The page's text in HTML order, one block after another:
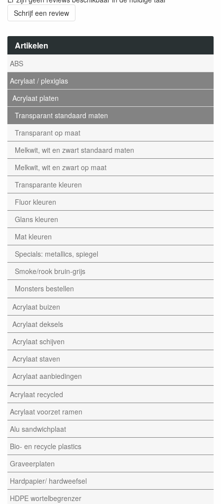
Artikelen
ABS
Acrylaat / plexiglas
Acrylaat platen
Transparant standaard maten
Transparant op maat
Melkwit, wit en zwart standaard maten
Melkwit, wit en zwart op maat
Transparante kleuren
Fluor kleuren
Glans kleuren
Mat kleuren
Specials: metallics, spiegel
Smoke/rook bruin-grijs
Monsters bestellen
Acrylaat buizen
Acrylaat deksels
Acrylaat schijven
Acrylaat staven
Acrylaat aanbiedingen
Acrylaat recycled
Acrylaat voorzet ramen
Alu sandwichplaat
Bio- en recycle plastics
Graveerplaten
Hardpapier/ hardweefsel
HDPE wortelbegrenzer
Schrijf een review